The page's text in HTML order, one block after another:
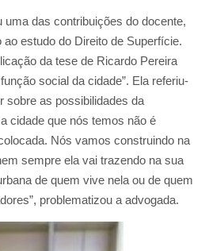
das contribuições do docente,
estudo do Direito de Superfície.
da tese de Ricardo Pereira
social da cidade”. Ela referiu-
sobre as possibilidades da
cidade que nós temos não é
Nós vamos construindo na
sempre ela vai trazendo na sua
de quem vive nela ou de quem
problematizou a advogada.